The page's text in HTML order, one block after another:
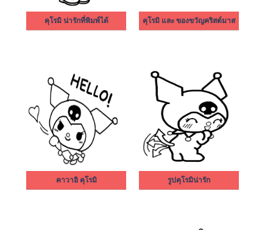
คุโรมิ น่ารักที่พิมพ์ได้ คุโรมิ และ ของขวัญคริสต์มาส
คาวาอิ คุโรมิ รูปคุโรมิน่ารัก